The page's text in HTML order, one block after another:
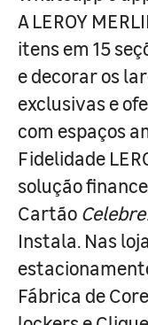
A LEROY
itens em 15
e decorar os
exclusivas e
com espaços
Fidelidade
solução
Cartão
Instala. Nas
Fábrica de